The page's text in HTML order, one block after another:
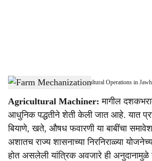
a
r
e
Farm Mechanization Boosts Agricultural Operations in
Agricultural Machiner: मागील
आधुनिक पद्धतीने शेती केली जात आहे. यात
बियाणे, खते, औषध फवारणी या बाबींचा
अशातच राज्य शासनाच्या निरनिराळ्या
होत असलेली यांत्रिक अवजारे ही अनुदानामुळे